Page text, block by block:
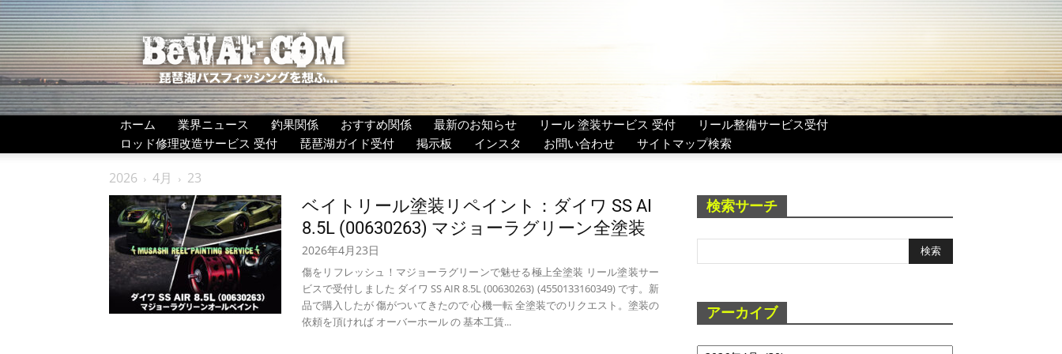
BeWAF
(ビ
ワ
エ
フ）
ホーム 業界ニュース 釣果関係 おすすめ関係 最新のお知らせ リール 塗装サービス 受付
リール整備サービス受付
ロッド修理改造サービス 受付
琵琶湖ガイド受付 掲示板 インスタ お問い合わせ サイトマップ検索
2026 4月 23
ベイトリール塗装リペイント：ダイワ SS AI
8.5L (00630263) マジョーラグリーン全塗装
2026年4月23日
傷をリフレッシュ！マジョーラグリーンで魅せる極上全塗装 リール塗装サー
ビスで受付しました ダイワ SS AIR 8.5L (00630263) (4550133160349) です。新
品で購入したが 傷がついてきたので 心機一転 全塗装でのリクエスト。塗装の
依頼を頂ければ オーバーホール の 基本工賃...
検索サーチ
アーカイブ
ア